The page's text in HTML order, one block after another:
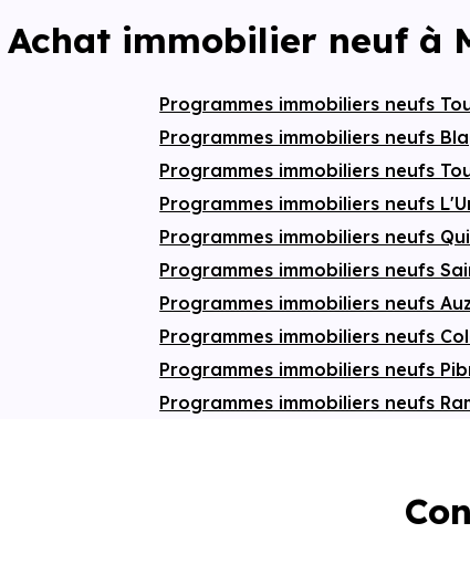
Achat immobilier neuf à
Programmes immobiliers neufs
Programmes immobiliers neufs
Programmes immobiliers neufs
Programmes immobiliers neufs
Programmes immobiliers neufs
Programmes immobiliers neufs
Programmes immobiliers neufs
Programmes immobiliers neufs
Programmes immobiliers neufs
Programmes immobiliers neufs